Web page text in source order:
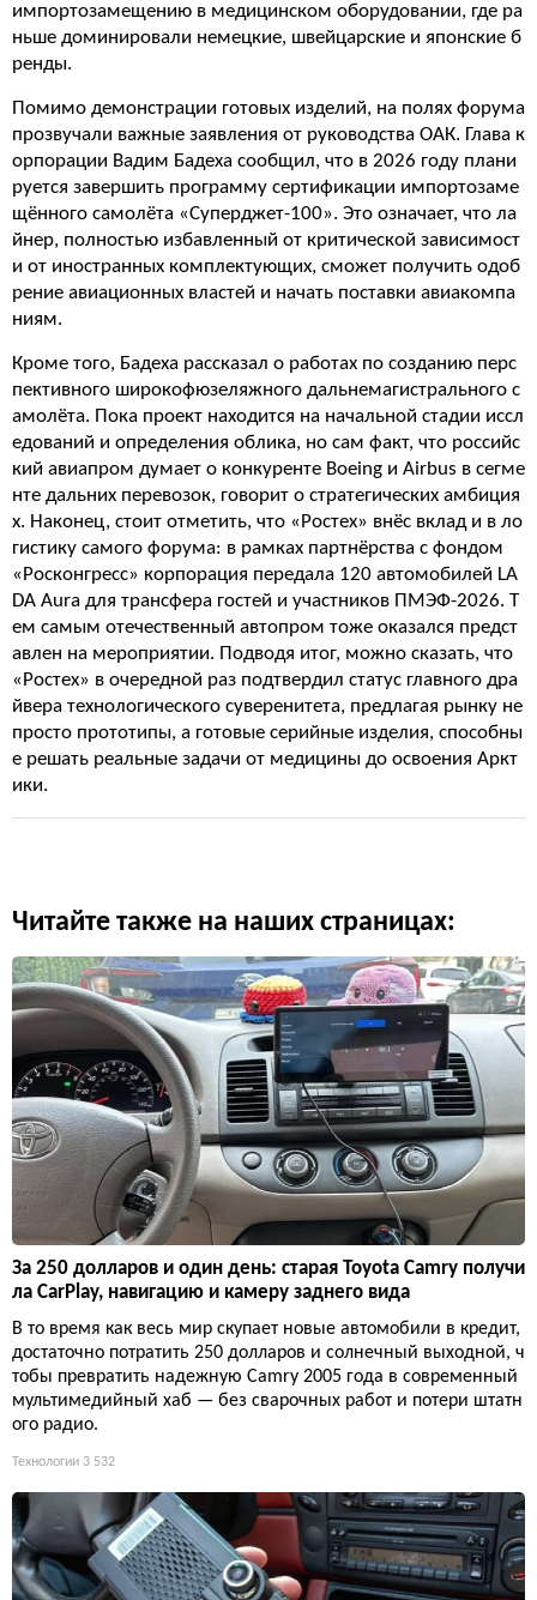
импортозамещению в медицинском оборудовании, где ра
ньше доминировали немецкие, швейцарские и японские б
ренды.
Помимо демонстрации готовых изделий, на полях форума
прозвучали важные заявления от руководства ОАК. Глава к
орпорации Вадим Бадеха сообщил, что в 2026 году плани
руется завершить программу сертификации импортозаме
щённого самолёта «Суперджет-100». Это означает, что ла
йнер, полностью избавленный от критической зависимост
и от иностранных комплектующих, сможет получить одоб
рение авиационных властей и начать поставки авиакомпа
ниям.
Кроме того, Бадеха рассказал о работах по созданию перс
пективного широкофюзеляжного дальнемагистрального с
амолёта. Пока проект находится на начальной стадии иссл
едований и определения облика, но сам факт, что российс
кий авиапром думает о конкуренте Boeing и Airbus в сегме
нте дальних перевозок, говорит о стратегических амбиция
х. Наконец, стоит отметить, что «Ростех» внёс вклад и в ло
гистику самого форума: в рамках партнёрства с фондом
«Росконгресс» корпорация передала 120 автомобилей LA
DA Aura для трансфера гостей и участников ПМЭФ-2026. Т
ем самым отечественный автопром тоже оказался предст
авлен на мероприятии. Подводя итог, можно сказать, что
«Ростех» в очередной раз подтвердил статус главного дра
йвера технологического суверенитета, предлагая рынку не
просто прототипы, а готовые серийные изделия, способны
е решать реальные задачи от медицины до освоения Аркт
ики.
Читайте также на наших страницах:
За 250 долларов и один день: старая Toyota Camry получи
ла CarPlay, навигацию и камеру заднего вида
В то время как весь мир скупает новые автомобили в кредит,
достаточно потратить 250 долларов и солнечный выходной, ч
тобы превратить надежную Camry 2005 года в современный
мультимедийный хаб — без сварочных работ и потери штатн
ого радио.
Технологии 3 532